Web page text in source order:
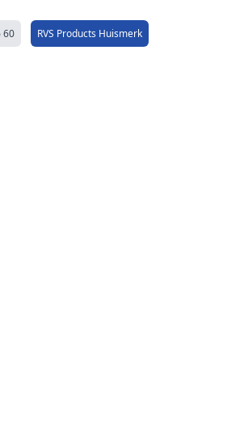
60 RVS Products Huismerk